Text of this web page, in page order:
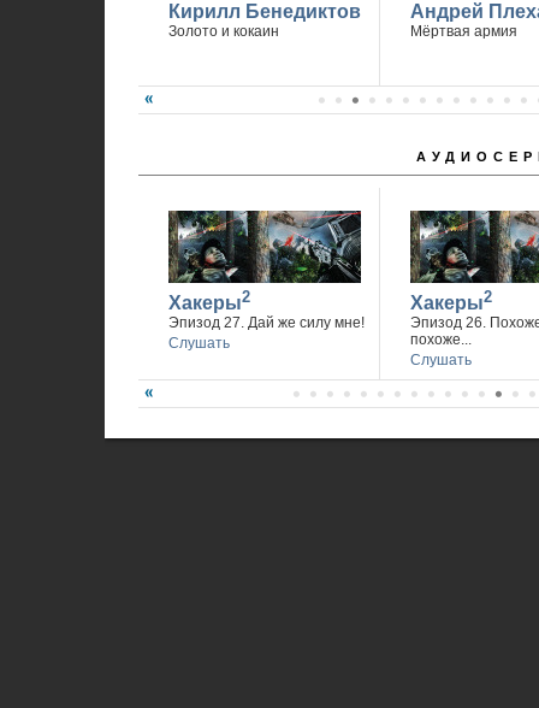
Кирилл Бенедиктов
Золото и кокаин
Андрей
Мёртвая армия
Хакеры2
Эпизод 27. Дай же силу мне!
Слушать
Хакеры2
Эпизод 26.
похоже...
Слушать